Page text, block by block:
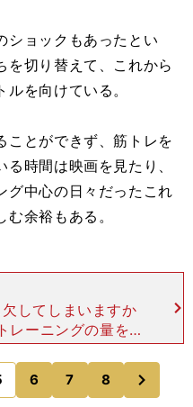
ョックもあったとい
を切り替えて、これから
を向けている。
とができず、筋トレを
時間は映画を見たり、
グ中心の日々だったこれ
余裕もある。
してしまいますか
レーニングの量を少
、ゲームとか、違う
に出られないのはも
、決
6 7 8
のページへ